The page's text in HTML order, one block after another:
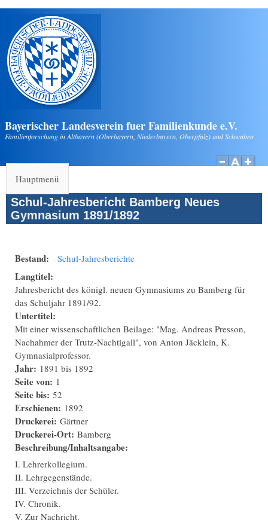
Direkt zum Inhalt
Bayerischer Landesverein fuer Familienkunde e.V.
Familienforschung in Altbayern (Oberbayern, Niederbayern, Oberpfalz) und Schwaben
Hauptmenü
Schul-Jahresbericht Bamberg Neues
Gymnasium 1891/1892
Bestand: Schul-Jahresberichte
Langtitel:
Jahresbericht des königl. neuen Gymnasiums zu Bamberg für
das Schuljahr 1891/92.
Untertitel:
Mit einer wissenschaftlichen Beilage: "Mag. Andreas Presson,
Nachahmer der Trutz-Nachtigall", von Anton Jäcklein, K.
Gymnasialprofessor.
Jahr: 1891 bis 1892
Seite von: 1
Seite bis: 52
Erschienen: 1892
Druckerei: Gärtner
Druckerei-Ort: Bamberg
Beschreibung/Inhaltsangabe:
I. Lehrerkollegium.
II. Lehrgegenstände.
III. Verzeichnis der Schüler.
IV. Chronik.
V. Zur Nachricht.